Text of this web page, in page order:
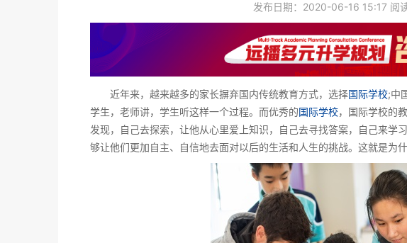
发布日期：2020-06-16 15:17 阅
近年来，越来越多的家长摒弃国内传统教育方式，选择国际学校;中
学生，老师讲，学生听这样一个过程。而优秀的国际学校，国际学校的
发现，自己去探索，让他从心里爱上知识，自己去寻找答案，自己来学
够让他们更加自主、自信地去面对以后的生活和人生的挑战。这就是为